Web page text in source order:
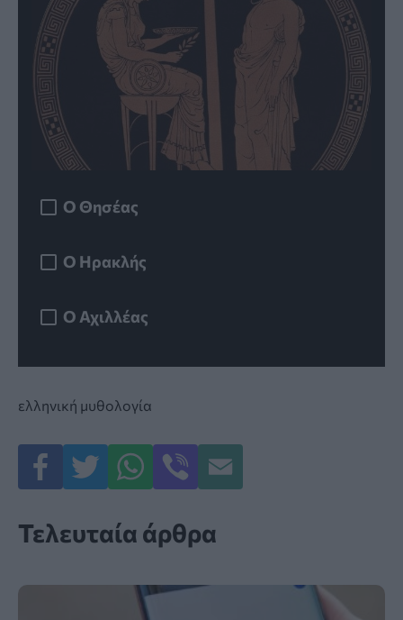
Ο Θησέας
Ο Ηρακλής
Ο Αχιλλέας
ελληνική μυθολογία
Τελευταία άρθρα